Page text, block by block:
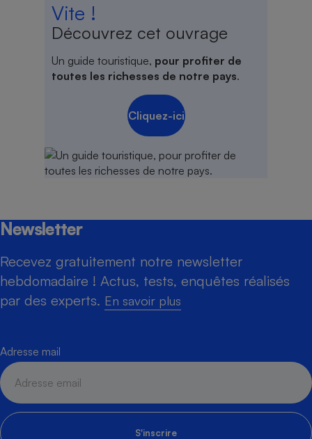
Vite !
Découvrez cet ouvrage
Un guide touristique, pour profiter de
toutes les richesses de notre pays.
Cliquez-ici
Newsletter
Recevez gratuitement notre newsletter
hebdomadaire ! Actus, tests, enquêtes réalisés
par des experts. En savoir plus
Adresse mail
S'inscrire